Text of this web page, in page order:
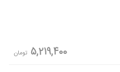
5,219,400 تومان